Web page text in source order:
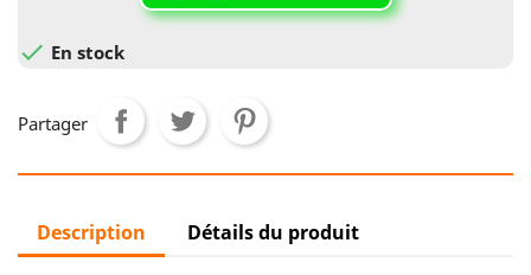
 En stock
Partager
Description Détails du produit